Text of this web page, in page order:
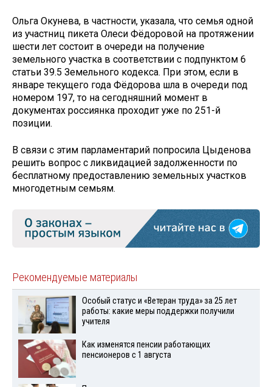
Ольга Окунева, в частности, указала, что семья одной
из участниц пикета Олеси Фёдоровой на протяжении
шести лет состоит в очереди на получение
земельного участка в соответствии с подпунктом 6
статьи 39.5 Земельного кодекса. При этом, если в
январе текущего года Фёдорова шла в очереди под
номером 197, то на сегодняшний момент в
документах россиянка проходит уже по 251-й
позиции.
В связи с этим парламентарий попросила Цыденова
решить вопрос с ликвидацией задолженности по
бесплатному предоставлению земельных участков
многодетным семьям.
Рекомендуемые материалы
Особый статус и «Ветеран труда» за 25 лет
работы: какие меры поддержки получили
учителя
Как изменятся пенсии работающих
пенсионеров с 1 августа